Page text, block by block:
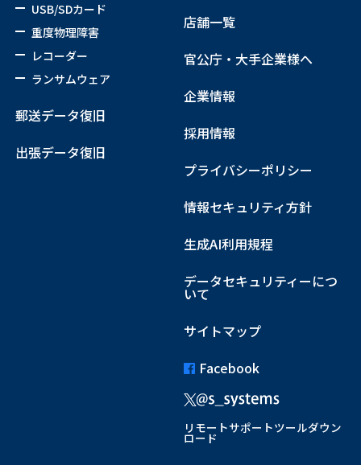
USB/SDカード
重度物理障害
レコーダー
ランサムウェア
郵送データ復旧
出張データ復旧
店舗一覧
官公庁・大手企業様へ
企業情報
採用情報
プライバシーポリシー
情報セキュリティ方針
生成AI利用規程
データセキュリティーにつ
いて
サイトマップ
Facebook
リモートサポートツールダウン
ロード